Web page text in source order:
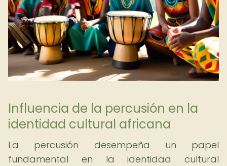
Influencia de la percusión en la
identidad cultural africana
La percusión desempeña un papel
fundamental en la identidad cultural